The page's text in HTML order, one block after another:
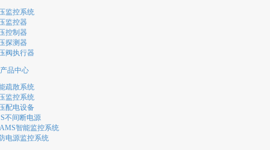
监控系统
监控器
控制器
探测器
阀执行器
产品中心
疏散系统
监控系统
配电设备
不间断电源
智能监控系统
电源监控系统